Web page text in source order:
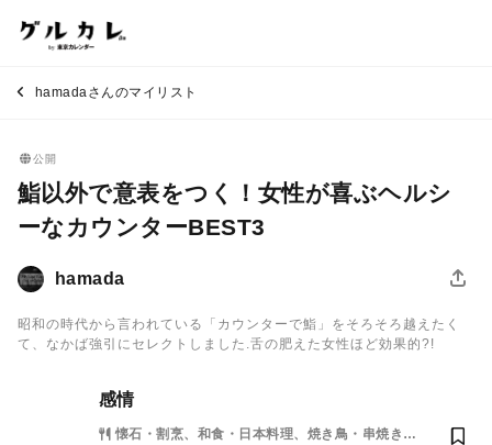
hamadaさんのマイリスト
公開
鮨以外で意表をつく！女性が喜ぶヘルシ
ーなカウンターBEST3
hamada
昭和の時代から言われている「カウンターで鮨」をそろそろ越えたく
て、なかば強引にセレクトしました.舌の肥えた女性ほど効果的?!
感情
懐石・割烹、和食・日本料理、焼き鳥・串焼き・